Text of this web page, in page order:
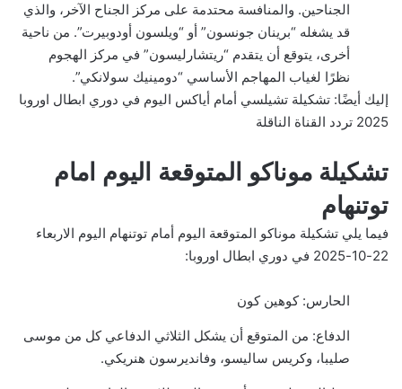
الجناحين. والمنافسة محتدمة على مركز الجناح الآخر، والذي
قد يشغله “برينان جونسون” أو “ويلسون أودوبيرت”. من ناحية
أخرى، يتوقع أن يتقدم “ريتشارليسون” في مركز الهجوم
نظرًا لغياب المهاجم الأساسي “دومينيك سولانكي”.
إليك أيضًا:تشكيلة تشيلسي أمام أياكس اليوم في دوري ابطال اوروبا
2025 تردد القناة الناقلة
تشكيلة موناكو المتوقعة اليوم امام
توتنهام
فيما يلي تشكيلة موناكو المتوقعة اليوم أمام توتنهام اليوم الاربعاء
22-10-2025 في دوري ابطال اوروبا:
الحارس: كوهين كون
الدفاع: من المتوقع أن يشكل الثلاثي الدفاعي كل من موسى
صليبا، وكريس ساليسو، وفانديرسون هنريكي.